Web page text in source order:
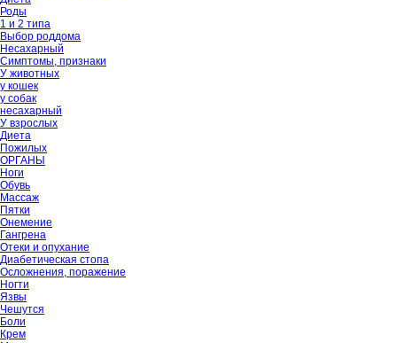
Роды
1 и 2 типа
Выбор роддома
Несахарный
Симптомы, признаки
У животных
у кошек
у собак
несахарный
У взрослых
Диета
Пожилых
ОРГАНЫ
Ноги
Обувь
Массаж
Пятки
Онемение
Гангрена
Отеки и опухание
Диабетическая стопа
Осложнения, поражение
Ногти
Язвы
Чешутся
Боли
Крем